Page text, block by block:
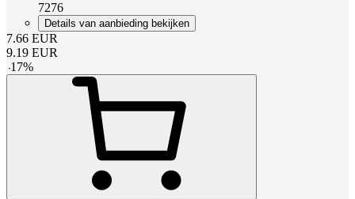
7276
Details van aanbieding bekijken
7.66 EUR
9.19 EUR
-17%